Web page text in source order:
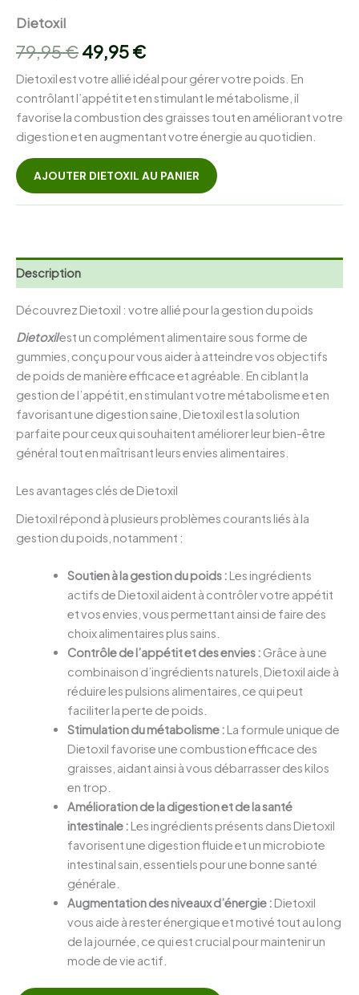
Dietoxil
79,95€Le
prix
initial
était :
79,95 €.
49,95€Le
prix
actuel
est :
49,95 €.
Dietoxil est votre allié idéal pour gérer votre poids. En
contrôlant l’appétit et en stimulant le métabolisme, il
favorise la combustion des graisses tout en améliorant votre
digestion et en augmentant votre énergie au quotidien.
AJOUTER DIETOXIL AU PANIER
Description
Découvrez Dietoxil : votre allié pour la gestion du poids
Dietoxilest un complément alimentaire sous forme de
gummies, conçu pour vous aider à atteindre vos objectifs
de poids de manière efficace et agréable. En ciblant la
gestion de l’appétit, en stimulant votre métabolisme et en
favorisant une digestion saine, Dietoxil est la solution
parfaite pour ceux qui souhaitent améliorer leur bien-être
général tout en maîtrisant leurs envies alimentaires.
Les avantages clés de Dietoxil
Dietoxil répond à plusieurs problèmes courants liés à la
gestion du poids, notamment :
Soutien à la gestion du poids : Les ingrédients
actifs de Dietoxil aident à contrôler votre appétit
et vos envies, vous permettant ainsi de faire des
choix alimentaires plus sains.
Contrôle de l’appétit et des envies : Grâce à une
combinaison d’ingrédients naturels, Dietoxil aide à
réduire les pulsions alimentaires, ce qui peut
faciliter la perte de poids.
Stimulation du métabolisme : La formule unique de
Dietoxil favorise une combustion efficace des
graisses, aidant ainsi à vous débarrasser des kilos
en trop.
Amélioration de la digestion et de la santé
intestinale : Les ingrédients présents dans Dietoxil
favorisent une digestion fluide et un microbiote
intestinal sain, essentiels pour une bonne santé
générale.
Augmentation des niveaux d’énergie : Dietoxil
vous aide à rester énergique et motivé tout au long
de la journée, ce qui est crucial pour maintenir un
mode de vie actif.